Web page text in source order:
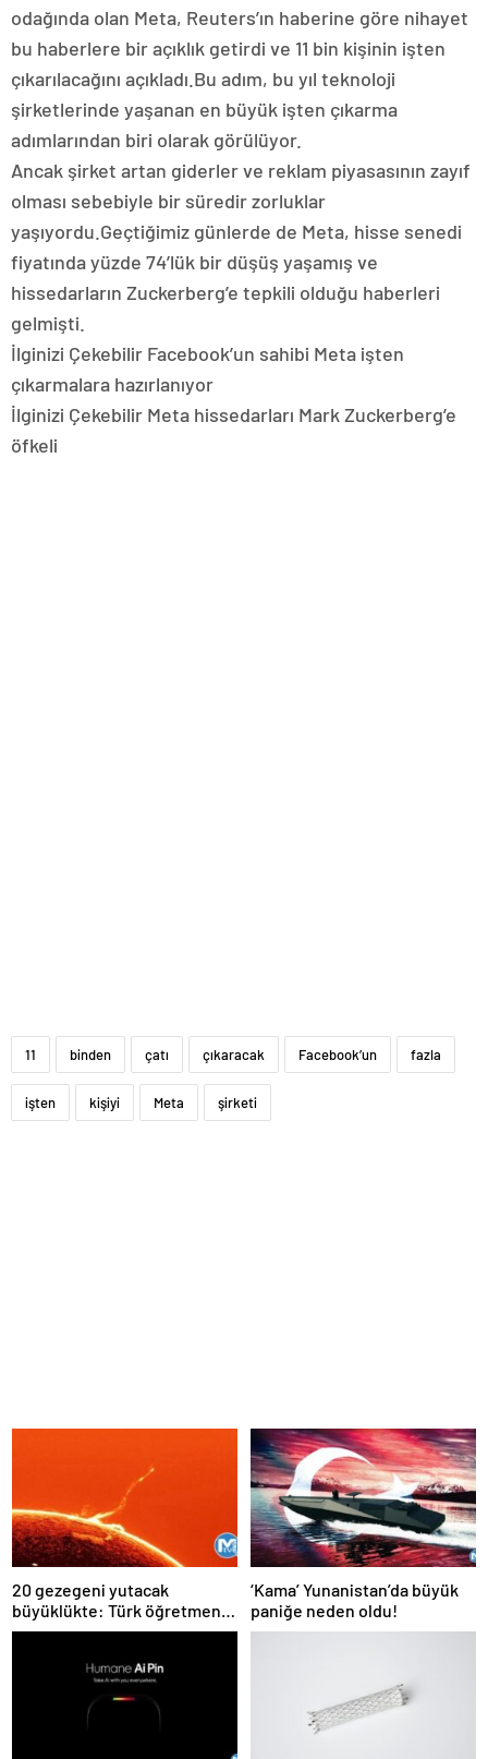
odağında olan Meta, Reuters’ın haberine göre nihayet
bu haberlere bir açıklık getirdi ve 11 bin kişinin işten
çıkarılacağını açıkladı.Bu adım, bu yıl teknoloji
şirketlerinde yaşanan en büyük işten çıkarma
adımlarından biri olarak görülüyor.
Ancak şirket artan giderler ve reklam piyasasının zayıf
olması sebebiyle bir süredir zorluklar
yaşıyordu.Geçtiğimiz günlerde de Meta, hisse senedi
fiyatında yüzde 74’lük bir düşüş yaşamış ve
hissedarların Zuckerberg’e tepkili olduğu haberleri
gelmişti.
İlginizi Çekebilir Facebook’un sahibi Meta işten
çıkarmalara hazırlanıyor
İlginizi Çekebilir Meta hissedarları Mark Zuckerberg’e
öfkeli
11 binden çatı çıkaracak Facebook’un fazla
işten kişiyi Meta şirketi
20 gezegeni yutacak
büyüklükte: Türk öğretmen
kaydetti daha önce böylesi
‘Kama’ Yunanistan’da büyük
paniğe neden oldu!